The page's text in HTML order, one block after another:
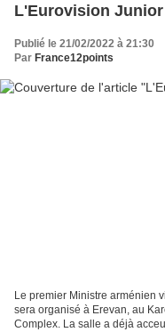
L'Eurovision Junior
Publié le 21/02/2022 à 21:30
Par France12points
Le premier Ministre arménien
sera organisé à Erevan, au
Complex. La salle a déjà